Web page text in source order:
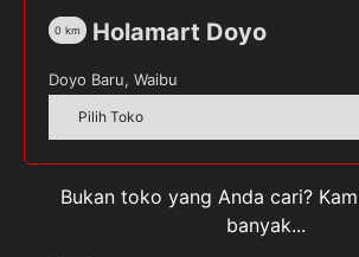
Kemasan
tetrapack, 250 ml
Kuantitas
Kategori:
Holamart Doyo
0 km
Doyo Baru, Waibu
Pilih Toko
Bukan toko yang Anda cari?
banyak...